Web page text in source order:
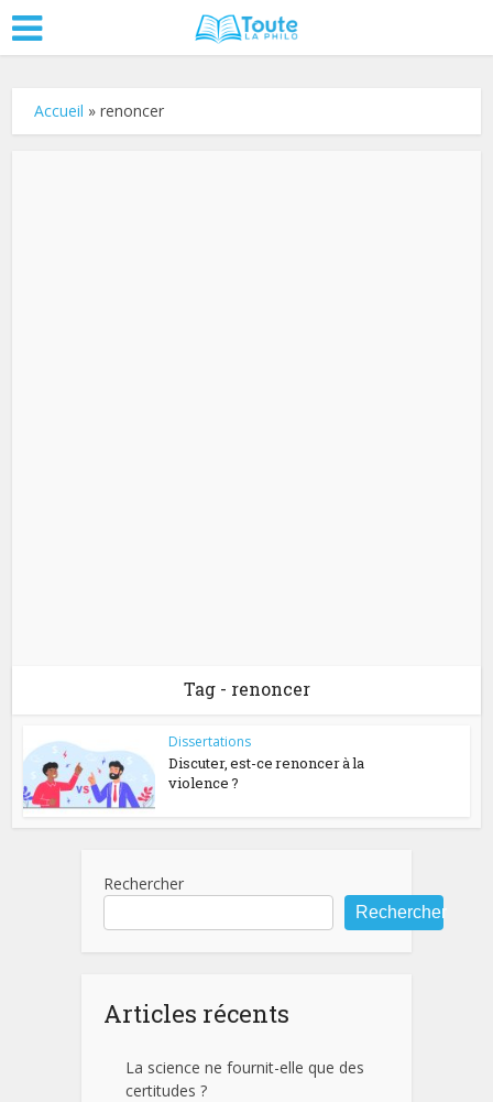
Accueil »renoncer
Tag - renoncer
Dissertations
Discuter, est-ce renoncer à la
violence ?
Rechercher
Rechercher
Articles récents
La science ne fournit-elle que des
certitudes ?